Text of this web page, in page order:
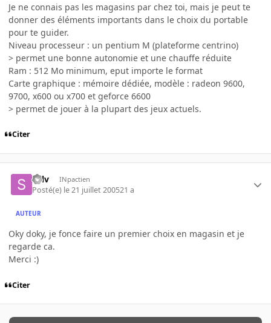
Je ne connais pas les magasins par chez toi, mais je peut te
donner des éléments importants dans le choix du portable
pour te guider.
Niveau processeur : un pentium M (plateforme centrino)
> permet une bonne autonomie et une chauffe réduite
Ram : 512 Mo minimum, eput importe le format
Carte graphique : mémoire dédiée, modèle : radeon 9600,
9700, x600 ou x700 et geforce 6600
> permet de jouer à la plupart des jeux actuels.
Citer
Sylv INpactien
Posté(e) le 21 juillet 200521 a
AUTEUR
Oky doky, je fonce faire un premier choix en magasin et je
regarde ca.
Merci :)
Citer